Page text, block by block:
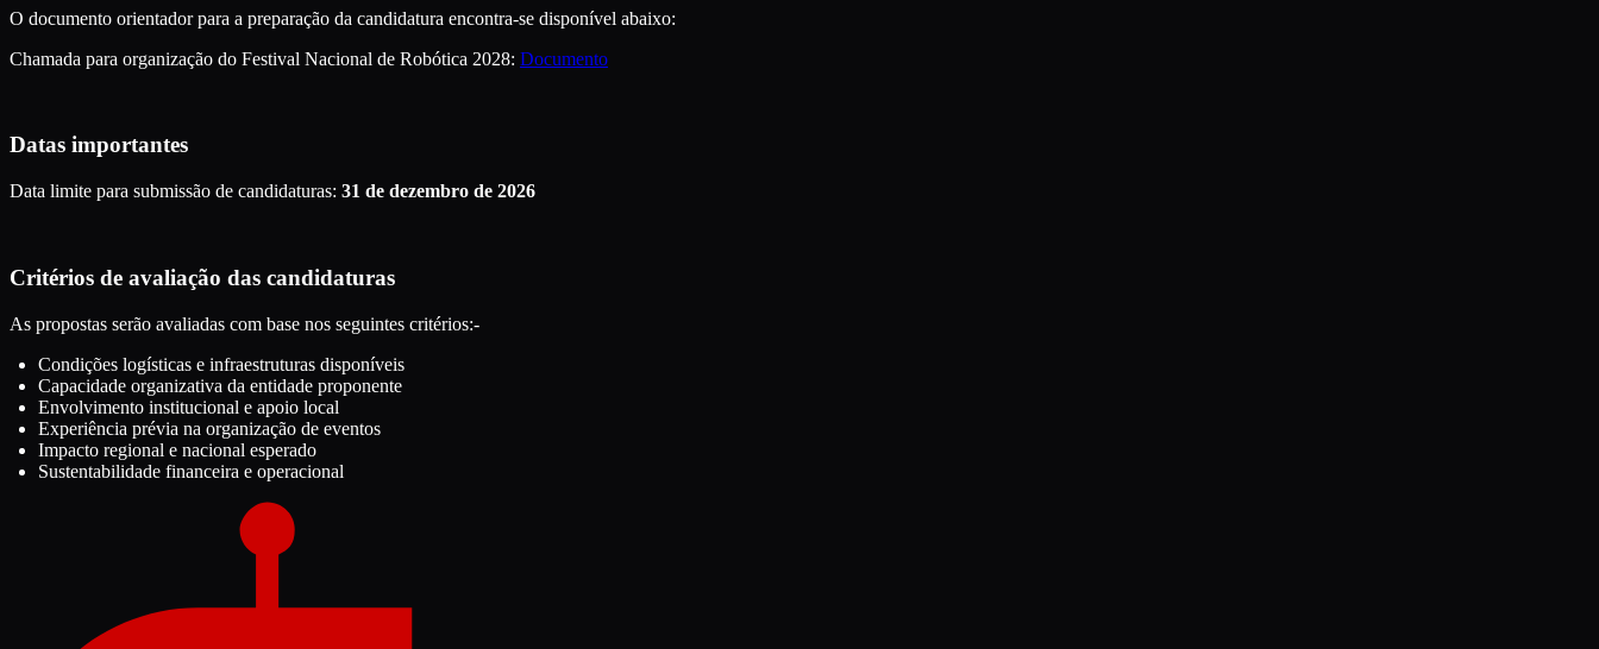
O documento orientador para a preparação da candidatura encontra-se disponível abaixo:
Chamada para organização do Festival Nacional de Robótica 2028: Documento
Datas importantes
Data limite para submissão de candidaturas: 31 de dezembro de 2026
Critérios de avaliação das candidaturas
As propostas serão avaliadas com base nos seguintes critérios:-
Condições logísticas e infraestruturas disponíveis
Capacidade organizativa da entidade proponente
Envolvimento institucional e apoio local
Experiência prévia na organização de eventos
Impacto regional e nacional esperado
Sustentabilidade financeira e operacional